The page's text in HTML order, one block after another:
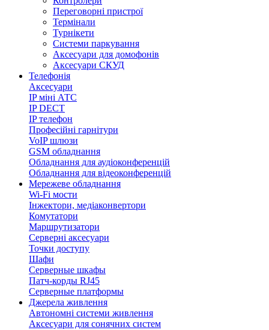
Переговорні пристрої
Термінали
Турнікети
Системи паркування
Аксесуари для домофонів
Аксесуари СКУД
Телефонія
Аксесуари
IP міні АТС
IP DECT
IP телефон
Професійні гарнітури
VoIP шлюзи
GSM обладнання
Обладнання для аудіоконференцій
Обладнання для відеоконференцій
Мережеве обладнання
Wi-Fi мости
Інжектори, медіаконвертори
Комутатори
Маршрутизатори
Серверні аксесуари
Точки доступу
Шафи
Серверные шкафы
Патч-корды RJ45
Серверные платформы
Джерела живлення
Автономні системи живлення
Аксесуари для сонячних систем